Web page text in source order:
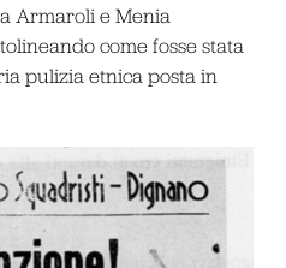
Armaroli e Menia
come fosse stata
pulizia etnica posta in